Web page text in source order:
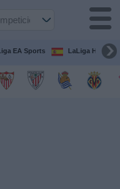
EA Sports LaLiga